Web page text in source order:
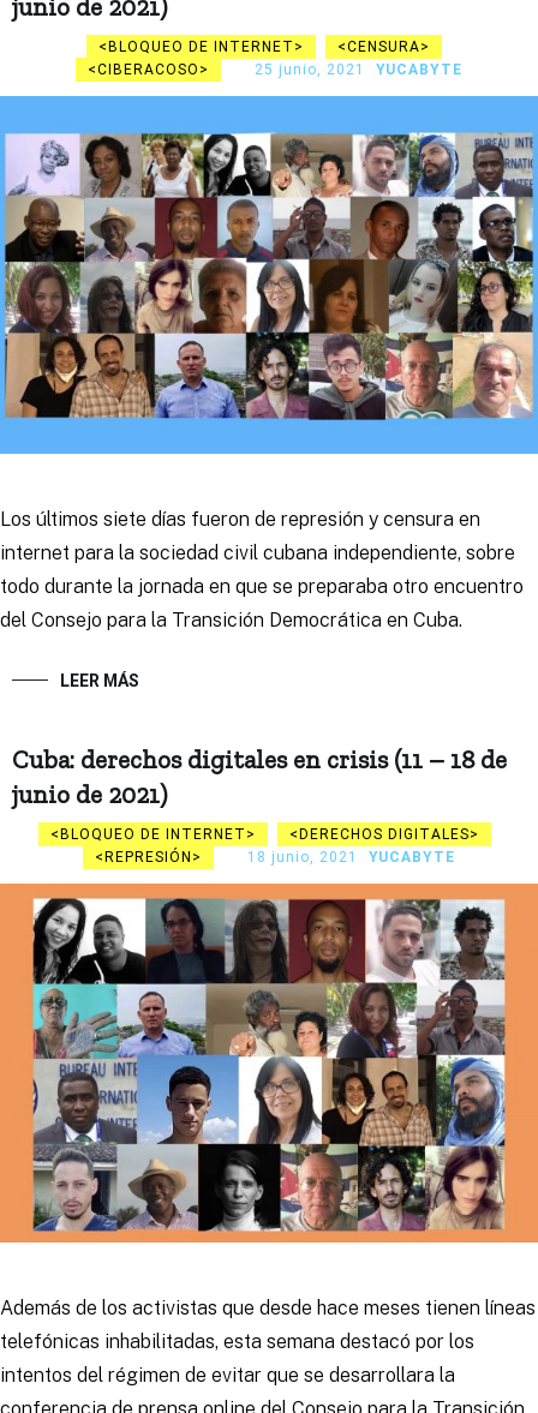
junio de 2021)
BLOQUEO DE INTERNET
CENSURA
CIBERACOSO
25 junio, 2021 YUCABYTE
Los últimos siete días fueron de represión y censura en
internet para la sociedad civil cubana independiente, sobre
todo durante la jornada en que se preparaba otro encuentro
del Consejo para la Transición Democrática en Cuba.
LEER MÁS
Cuba: derechos digitales en crisis (11 – 18 de
junio de 2021)
BLOQUEO DE INTERNET
DERECHOS DIGITALES
REPRESIÓN
18 junio, 2021 YUCABYTE
Además de los activistas que desde hace meses tienen líneas
telefónicas inhabilitadas, esta semana destacó por los
intentos del régimen de evitar que se desarrollara la